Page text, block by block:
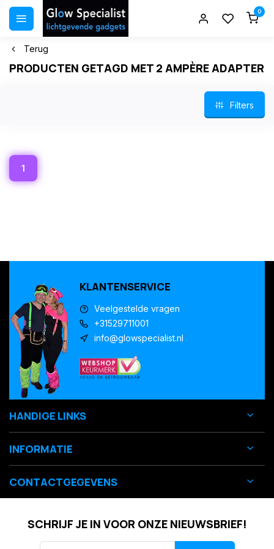
0
Terug
PRODUCTEN GETAGD MET 2 AMPÈRE ADAPTER
Filters
1
KLANTENSERVICE
Veelgestelde vragen
+31529711001
info@glowspecialist.nl
HANDIGE LINKS
INFORMATIE
CONTACTGEGEVENS
SCHRIJF JE IN VOOR ONZE NIEUWSBRIEF!